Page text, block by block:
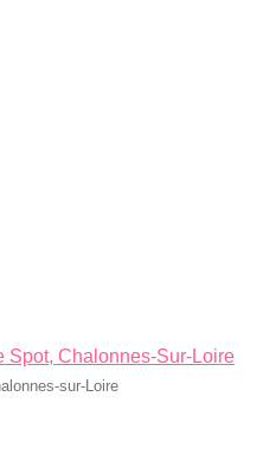
Spot, Chalonnes-Sur-Loire
sur-Loire